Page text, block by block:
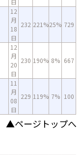
日
12
月
18
日
232 221%25% 729
12
月
20
日
230 190% 8% 667
11
月
08
日
229 119% 7% 100
▲ページトップへ